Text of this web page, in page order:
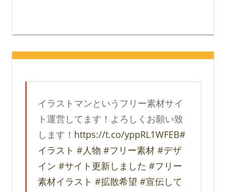
イラストマンというフリー素材サイ
ト運営してます！よろしくお願い致
します！ https://t.co/yppRL1WFEB#
イラスト #人物 #フリー素材 #デザ
イン #サイト更新しました #フリー
素材イラスト #拡散希望 #宣伝して